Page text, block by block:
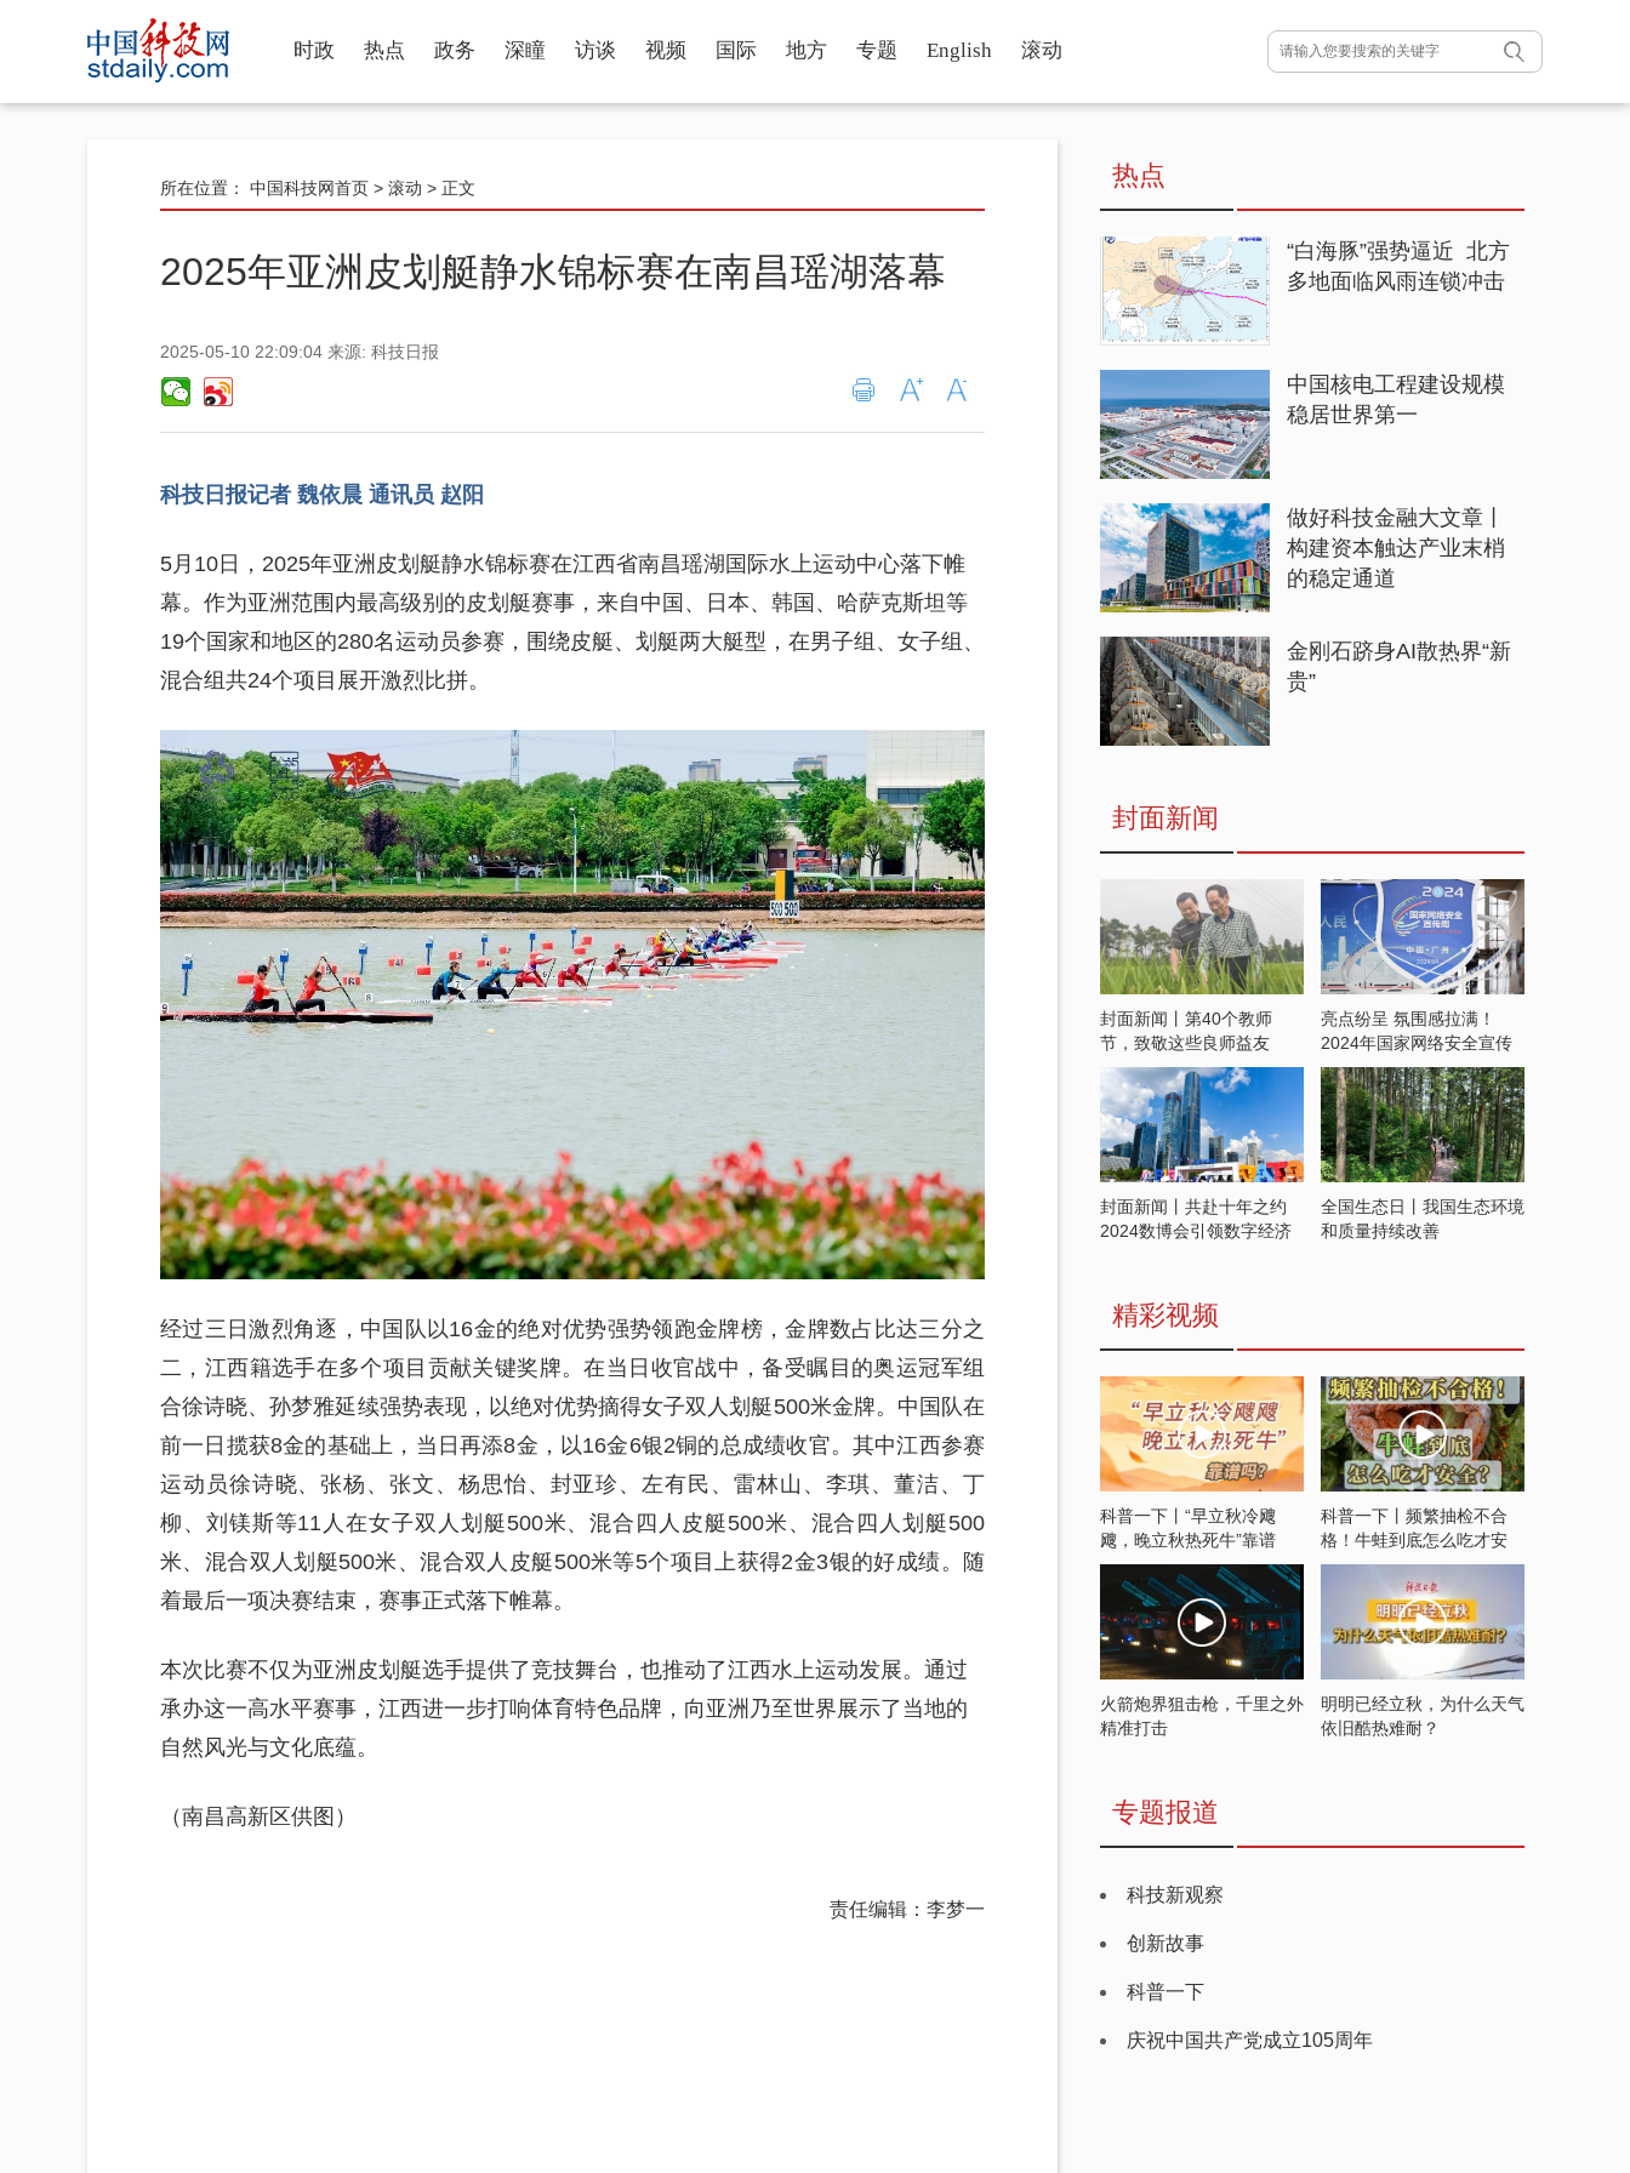
时政 热点 政务 深瞳 访谈 视频 国际 地方 专题 English 滚动
所在位置： 中国科技网首页 > 滚动 > 正文
2025年亚洲皮划艇静水锦标赛在南昌瑶湖落幕
2025-05-10 22:09:04 来源: 科技日报
科技日报记者 魏依晨 通讯员 赵阳
5月10日，2025年亚洲皮划艇静水锦标赛在江西省南昌瑶湖国际水上运动中心落下帷
幕。作为亚洲范围内最高级别的皮划艇赛事，来自中国、日本、韩国、哈萨克斯坦等
19个国家和地区的280名运动员参赛，围绕皮艇、划艇两大艇型，在男子组、女子组、
混合组共24个项目展开激烈比拼。
经过三日激烈角逐，中国队以16金的绝对优势强势领跑金牌榜，金牌数占比达三分之
二，江西籍选手在多个项目贡献关键奖牌。在当日收官战中，备受瞩目的奥运冠军组
合徐诗晓、孙梦雅延续强势表现，以绝对优势摘得女子双人划艇500米金牌。中国队在
前一日揽获8金的基础上，当日再添8金，以16金6银2铜的总成绩收官。其中江西参赛
运动员徐诗晓、张杨、张文、杨思怡、封亚珍、左有民、雷林山、李琪、董洁、丁
柳、刘镁斯等11人在女子双人划艇500米、混合四人皮艇500米、混合四人划艇500
米、混合双人划艇500米、混合双人皮艇500米等5个项目上获得2金3银的好成绩。随
着最后一项决赛结束，赛事正式落下帷幕。
本次比赛不仅为亚洲皮划艇选手提供了竞技舞台，也推动了江西水上运动发展。通过
承办这一高水平赛事，江西进一步打响体育特色品牌，向亚洲乃至世界展示了当地的
自然风光与文化底蕴。
（南昌高新区供图）
责任编辑：李梦一
热点
“白海豚”强势逼近 北方
多地面临风雨连锁冲击
中国核电工程建设规模
稳居世界第一
做好科技金融大文章丨
构建资本触达产业末梢
的稳定通道
金刚石跻身AI散热界“新
贵”
封面新闻
封面新闻丨第40个教师
节，致敬这些良师益友
亮点纷呈 氛围感拉满！
2024年国家网络安全宣传
周开启
封面新闻丨共赴十年之约
2024数博会引领数字经济
全国生态日丨我国生态环境
和质量持续改善
精彩视频
科普一下丨“早立秋冷飕
飕，晚立秋热死牛”靠谱
吗？
科普一下丨频繁抽检不合
格！牛蛙到底怎么吃才安
全？
火箭炮界狙击枪，千里之外
精准打击
明明已经立秋，为什么天气
依旧酷热难耐？
专题报道
科技新观察
创新故事
科普一下
庆祝中国共产党成立105周年